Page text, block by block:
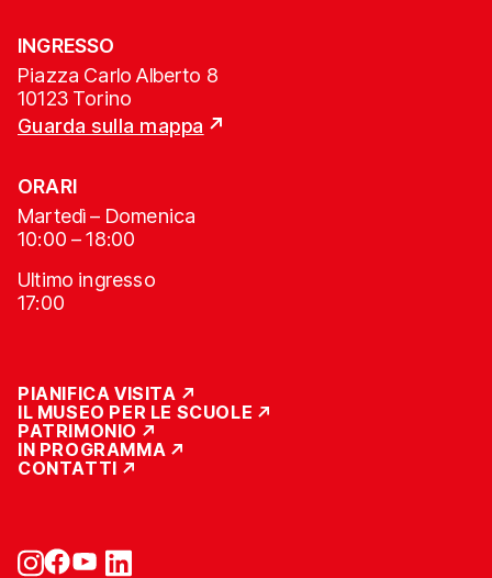
INGRESSO
Piazza Carlo Alberto 8
10123 Torino
Guarda sulla mappa
ORARI
Martedì – Domenica
10:00 – 18:00
Ultimo ingresso
17:00
PIANIFICA VISITA
IL MUSEO PER LE SCUOLE
PATRIMONIO
IN PROGRAMMA
CONTATTI